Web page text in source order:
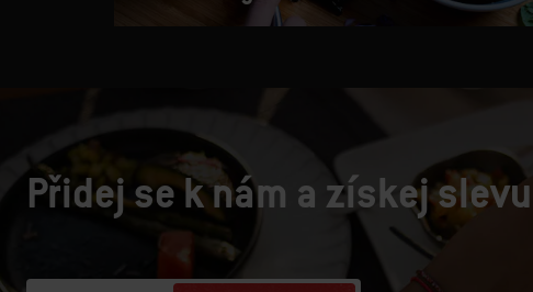
Přidej se k nám a získej slevu